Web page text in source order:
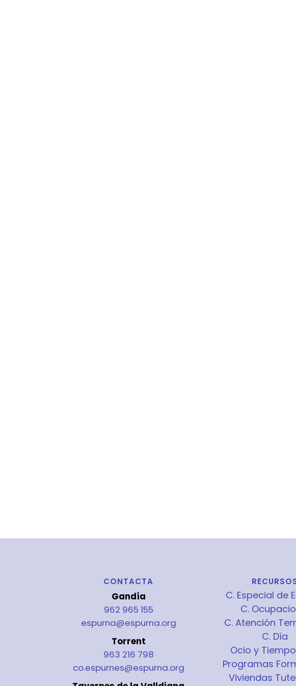
CONTACTA
Gandía
962 965 155
espurna@espurna.org
Torrent
963 216 798
co.espurnes@espurna.org
C. Especial de
C.
C. Atención
C. Día
Ocio y
Programas
Viviendas